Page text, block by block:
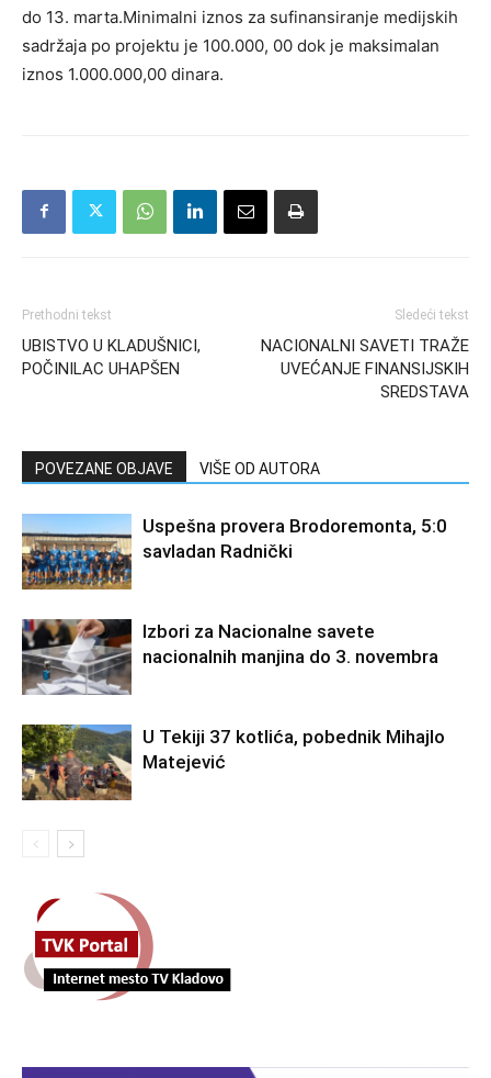
do 13. marta.Minimalni iznos za sufinansiranje medijskih
sadržaja po projektu je 100.000, 00 dok je maksimalan
iznos 1.000.000,00 dinara.
Prethodni tekst
UBISTVO U KLADUŠNICI,
POČINILAC UHAPŠEN
Sledeći tekst
NACIONALNI SAVETI TRAŽE
UVEĆANJE FINANSIJSKIH
SREDSTAVA
POVEZANE OBJAVE VIŠE OD AUTORA
Uspešna provera Brodoremonta, 5:0
savladan Radnički
Izbori za Nacionalne savete
nacionalnih manjina do 3. novembra
U Tekiji 37 kotlića, pobednik Mihajlo
Matejević